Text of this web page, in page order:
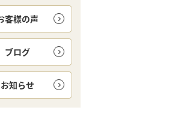
客様の声
ブログ
お知らせ